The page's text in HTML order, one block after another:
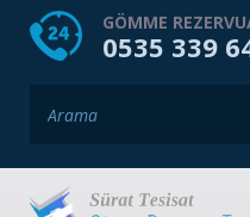
HOME GÖMME
0535 339